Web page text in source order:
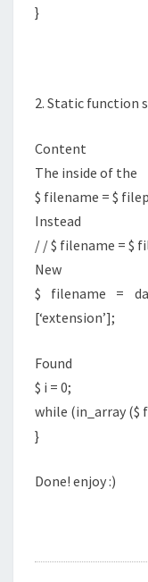
}
2. Static function
Content
The inside of the
$ filename = $
Instead
/ / $ filename = $
New
$ filename =
[‘extension’];
Found
$ i = 0;
while (in_array ($
}
Done! enjoy :)